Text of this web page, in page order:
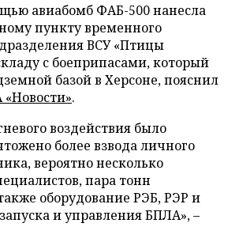
авиабомб ФАБ-500 нанесла
пункту временного
ВСУ «Птицы
с боеприпасами, который
базой в Херсоне, пояснил
.
воздействия было
более взвода личного
вероятно несколько
пара тонн
оборудование РЭБ, РЭР и
и управления БПЛА», –